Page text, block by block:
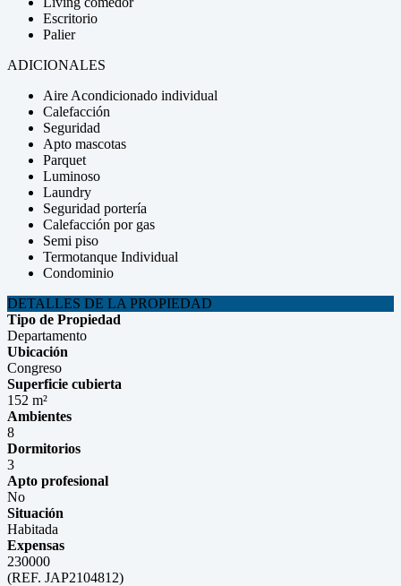
Escritorio
Palier
ADICIONALES
Aire Acondicionado individual
Calefacción
Seguridad
Apto mascotas
Parquet
Luminoso
Laundry
Seguridad portería
Calefacción por gas
Semi piso
Termotanque Individual
Condominio
DETALLES DE LA PROPIEDAD
Tipo de Propiedad
Departamento
Ubicación
Congreso
Superficie cubierta
152 m²
Ambientes
8
Dormitorios
3
Apto profesional
No
Situación
Habitada
Expensas
230000
(REF. JAP2104812)